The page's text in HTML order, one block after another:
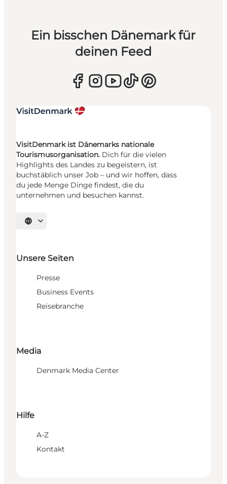
Ein bisschen Dänemark für
deinen Feed
VisitDenmark ist Dänemarks nationale
Tourismusorganisation. Dich für die vielen
Highlights des Landes zu begeistern, ist
buchstäblich unser Job – und wir hoffen, dass
du jede Menge Dinge findest, die du
unternehmen und besuchen kannst.
Sprache auswählen
Unsere Seiten
Presse
Business Events
Reisebranche
Media
Denmark Media Center
Hilfe
A-Z
Kontakt